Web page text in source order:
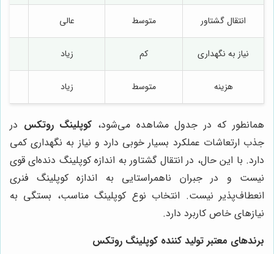
انتقال گشتاور متوسط عالی
نیاز به نگهداری کم زیاد
هزینه متوسط زیاد
همانطور که در جدول مشاهده می‌شود، کوپلینگ روتکس در
جذب ارتعاشات عملکرد بسیار خوبی دارد و نیاز به نگهداری کمی
دارد. با این حال، در انتقال گشتاور به اندازه کوپلینگ دنده‌ای قوی
نیست و در جبران ناهمراستایی به اندازه کوپلینگ فنری
انعطاف‌پذیر نیست. انتخاب نوع کوپلینگ مناسب، بستگی به
نیازهای خاص کاربرد دارد.
برندهای معتبر تولید کننده کوپلینگ روتکس